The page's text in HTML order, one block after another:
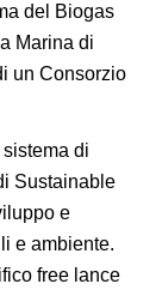
del Biogas
Marina di
un Consorzio
di
Sustainable
e
e ambiente.
free lance